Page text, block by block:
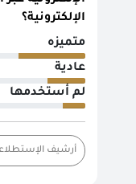
الإلكترونية؟
متميزه
عادية
لم أستخدمها
أرشيف